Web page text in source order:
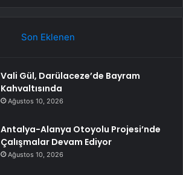
Son Eklenen
Vali Gül, Darülaceze’de Bayram
Kahvaltısında
Ağustos 10, 2026
Antalya-Alanya Otoyolu Projesi’nde
Çalışmalar Devam Ediyor
Ağustos 10, 2026